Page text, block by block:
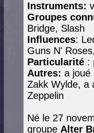
Instruments:
Groupes
Bridge, Slash
Influences:
Guns N'
Particularité :
Autres: a joué
Zakk Wylde, a
Zeppelin
Né le 27
groupe Alter